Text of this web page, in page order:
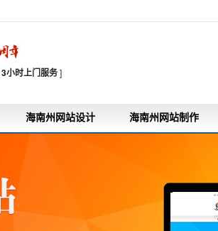
3小时上门服务]
海南州网站设计 海南州网站制作